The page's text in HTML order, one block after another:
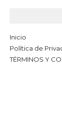
Inicio
Política de
TÉRMINOS Y